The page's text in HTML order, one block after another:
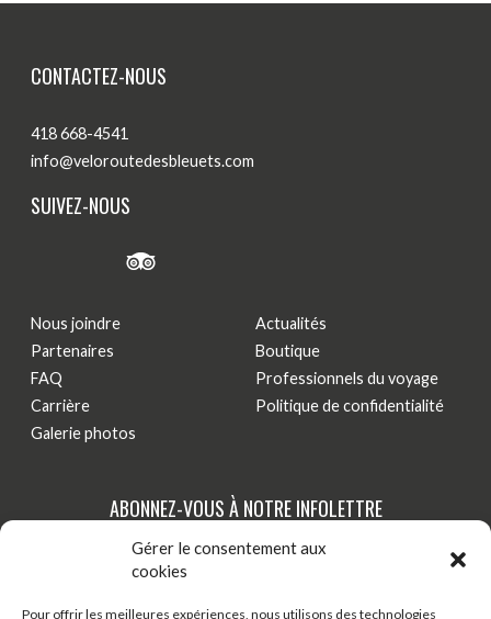
Gérer le consentement aux
cookies
Pour offrir les meilleures expériences, nous utilisons des technologies
CONTACTEZ-NOUS
418 668-4541
info@veloroutedesbleuets.com
SUIVEZ-NOUS
Nous joindre
Partenaires
FAQ
Carrière
Galerie photos
Actualités
Boutique
Professionnels du voyage
Politique de confidentialité
ABONNEZ-VOUS À NOTRE INFOLETTRE
Tenez-vous au courant de nos dernières actualités,
nouveautés et promotions par courriel!